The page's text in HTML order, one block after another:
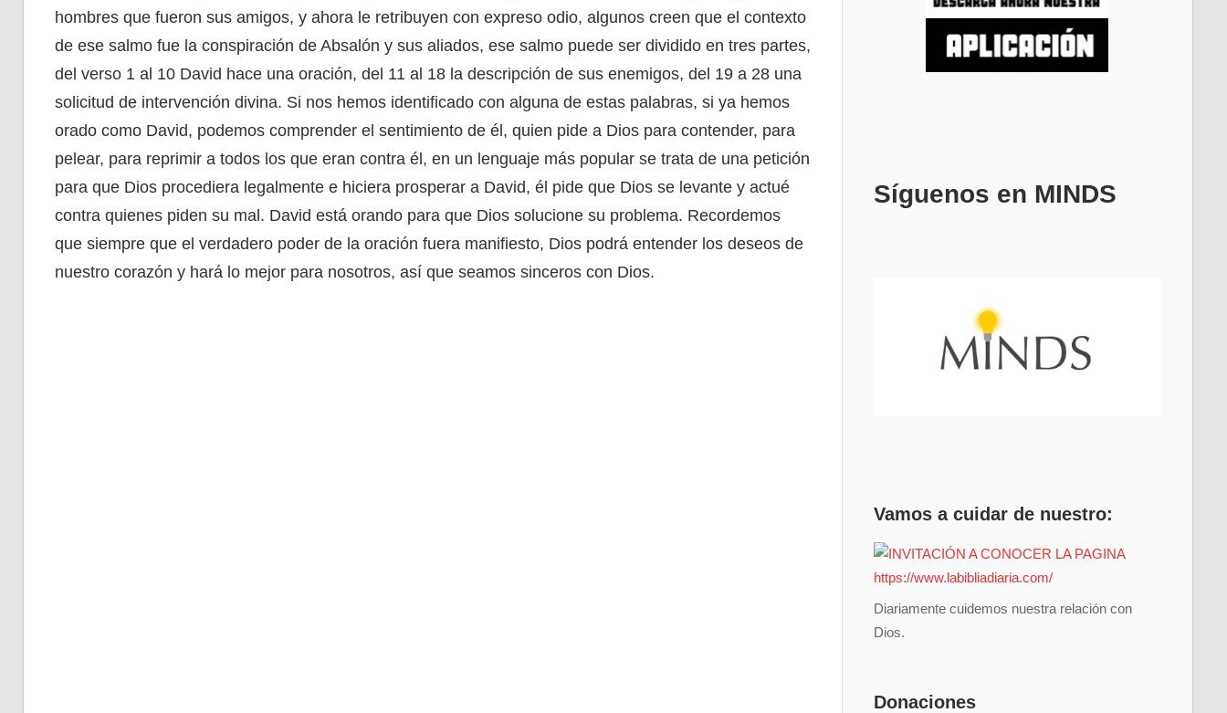
hombres que fueron sus amigos, y ahora le retribuyen con expreso odio, algunos creen que el contexto
de ese salmo fue la conspiración de Absalón y sus aliados, ese salmo puede ser dividido en tres partes,
del verso 1 al 10 David hace una oración, del 11 al 18 la descripción de sus enemigos, del 19 a 28 una
solicitud de intervención divina. Si nos hemos identificado con alguna de estas palabras, si ya hemos
orado como David, podemos comprender el sentimiento de él, quien pide a Dios para contender, para
pelear, para reprimir a todos los que eran contra él, en un lenguaje más popular se trata de una petición
para que Dios procediera legalmente e hiciera prosperar a David, él pide que Dios se levante y actué
contra quienes piden su mal. David está orando para que Dios solucione su problema. Recordemos
que siempre que el verdadero poder de la oración fuera manifiesto, Dios podrá entender los deseos de
nuestro corazón y hará lo mejor para nosotros, así que seamos sinceros con Dios.
Síguenos en MINDS
Vamos a cuidar de nuestro:
Diariamente cuidemos nuestra relación con
Dios.
Donaciones